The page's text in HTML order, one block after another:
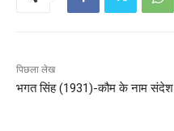
पिछला लेख
भगत सिंह (1931)-कौम के नाम संदेश